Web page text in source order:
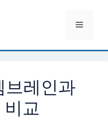
메
뉴
브레인과
교